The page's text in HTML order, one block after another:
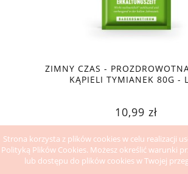
Strona korzysta z plików cookies w celu realizacji
Polityką Plików Cookies. Możesz określić warunki
lub dostępu do plików cookies w Twojej
ZIMNY CZAS -
KĄPIELI TYMIANEK 80G -
10,99 zł
DO KOSZYKA